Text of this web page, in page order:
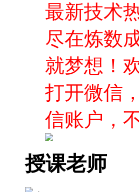
最新技术
尽在炼数
就梦想！
打开微信
信账户，
授课老师